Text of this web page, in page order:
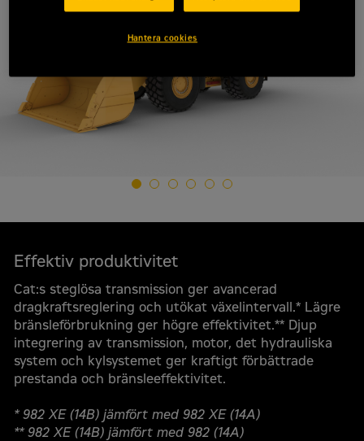
Effektiv produktivitet
Cat:s steglösa transmission ger avancerad
dragkraftsreglering och utökat växelintervall.* Lägre
bränsleförbrukning ger högre effektivitet.** Djup
integrering av transmission, motor, det hydrauliska
system och kylsystemet ger kraftigt förbättrade
prestanda och bränsleeffektivitet.
* 982 XE (14B) jämfört med 982 XE (14A)
** 982 XE (14B) jämfört med 982 (14A)
Hantera cookies